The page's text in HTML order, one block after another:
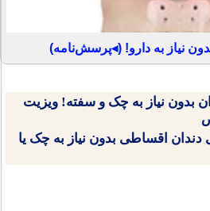
نیاز به دارو! (◂پرسش‌نامه)
بدون نیاز به چک و سفته! ویزیت
دندان اقساطی بدون نیاز به چک یا